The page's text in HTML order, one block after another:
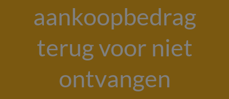
aankoopbedrag
terug voor niet
ontvangen